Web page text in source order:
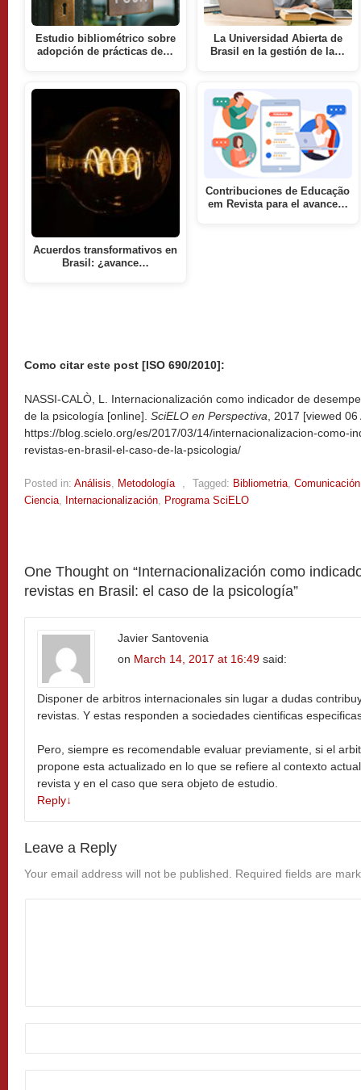
Estudio bibliométrico sobre
adopción de prácticas de…
Acuerdos transformativos en
Brasil: ¿avance…
La Universidad Abierta de
Brasil en la gestión de la…
Contribuciones de Educação
em Revista para el avance…
Como citar este post [ISO 690/2010]:
NASSI-CALÒ, L. Internacionalización como indicador de
de la psicología [online]. SciELO en Perspectiva , 2017 [viewed 06
https://blog.scielo.org/es/2017/03/14/internacionalizacion-como-
revistas-en-brasil-el-caso-de-la-psicologia/
Posted in: Análisis Metodología Tagged: Bibliometria
Ciencia Internacionalización Programa SciELO
One Thought on “Internacionalización como
revistas en Brasil: el caso de la psicología”
Javier Santovenia
on March 14, 2017 at 16:49 said:
Disponer de arbitros internacionales sin lugar a dudas
revistas. Y estas responden a sociedades cientificas
Pero, siempre es recomendable evaluar previamente, si el
propone esta actualizado en lo que se refiere al contexto
revista y en el caso que sera objeto de estudio.
Reply↓
Leave a Reply
Your email address will not be published. Required fields are